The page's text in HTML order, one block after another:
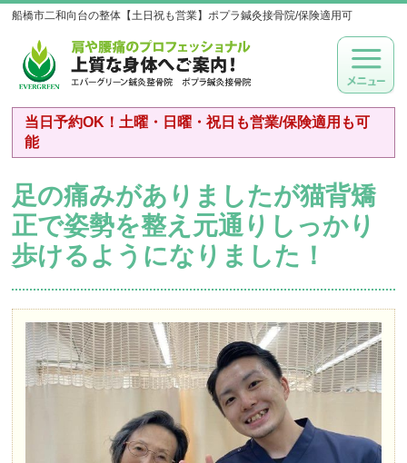
船橋市二和向台の整体【土日祝も営業】ポプラ鍼灸接骨院/保険適用可
当日予約OK！土曜・日曜・祝日も営業/保険適用も可
能
足の痛みがありましたが猫背矯
正で姿勢を整え元通りしっかり
歩けるようになりました！